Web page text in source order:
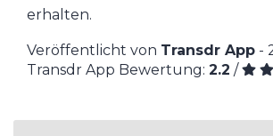
erhalten.
Veröffentlicht von Transdr App -
Transdr App Bewertung: 2.2 /